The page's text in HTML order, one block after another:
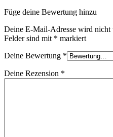
Füge deine Bewertung hinzu
Deine E-Mail-Adresse wird nicht
Felder sind mit * markiert
Deine Bewertung *
Deine Rezension *